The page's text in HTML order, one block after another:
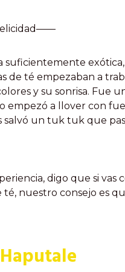
suficientemente
de té empezaban a
y su sonrisa. Fue
empezó a llover con
un tuk tuk que
digo que si
nuestro consejo es